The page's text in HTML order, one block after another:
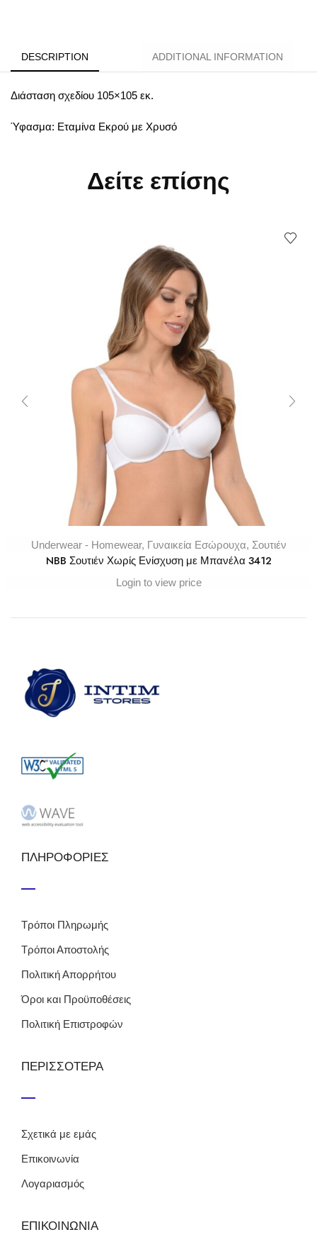
DESCRIPTION ADDITIONAL INFORMATION
Διάσταση σχεδίου 105×105 εκ.
Ύφασμα: Εταμίνα Εκρού με Χρυσό
Δείτε επίσης
Underwear - Homewear, Γυναικεία Εσώρουχα, Σουτιέν
NBB Σουτιέν Χωρίς Ενίσχυση με Μπανέλα 3412
Login to view price
ΠΛΗΡΟΦΟΡΙΕΣ
Τρόποι Πληρωμής
Τρόποι Αποστολής
Πολιτική Απορρήτου
Όροι και Προϋποθέσεις
Πολιτική Επιστροφών
ΠΕΡΙΣΣΟΤΕΡΑ
Σχετικά με εμάς
Επικοινωνία
Λογαριασμός
ΕΠΙΚΟΙΝΩΝΙΑ